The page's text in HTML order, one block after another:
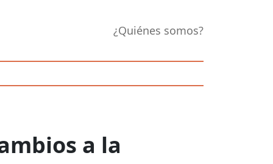
¿Quiénes somos?
a la